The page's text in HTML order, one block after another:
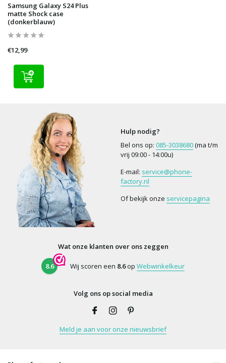
Samsung Galaxy S24 Plus
matte Shock case
(donkerblauw)
€12,99
Hulp nodig?
Bel ons op: 085-3038680(ma t/m
vrij 09:00 - 14:00u)
E-mail: service@phone-
factory.nl
Of bekijk onze servicepagina
Wat onze klanten over ons zeggen
8.6 Wij scoren een 8.6op Webwinkelkeur
Volg ons op social media
Meld je aan voor onze nieuwsbrief